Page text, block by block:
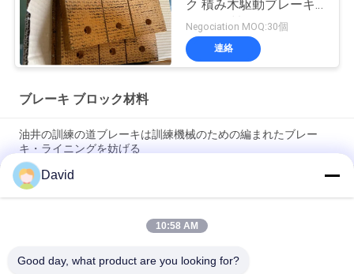
ク 積み木駆動ブレーキ
リグ用材料
Negociation MOQ:30個
連絡
ブレーキ ブロック材料
油井の訓練の道ブレーキは訓練機械のための編まれたブレー
キ・ライニングを妨げる
アスベストのない織物ブレーキ内膜 織物ブレーキブロック 織物
ブレーキパッド 石油井戸掘削用
掘削機 油井掘削リグ用 織物ブレーキ内膜 樹脂ブレーキブロッ
David
10:58 AM
Good day, what product are you looking for?